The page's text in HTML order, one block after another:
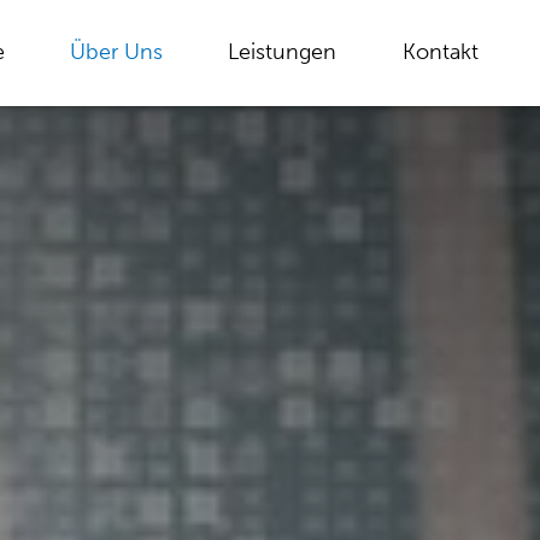
Über Uns Leistungen Kontakt